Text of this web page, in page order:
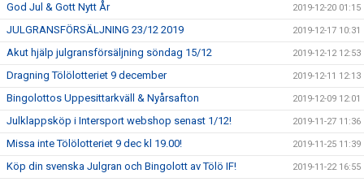
God Jul & Gott Nytt År 2019-12-20 01:15
JULGRANSFÖRSÄLJNING 23/12 2019 2019-12-17 10:31
Akut hjälp julgransförsäljning söndag 15/12 2019-12-12 12:53
Dragning Tölölotteriet 9 december 2019-12-11 12:13
Bingolottos Uppesittarkväll & Nyårsafton 2019-12-09 12:01
Julklappsköp i Intersport webshop senast 1/12! 2019-11-27 11:36
Missa inte Tölölotteriet 9 dec kl 19.00! 2019-11-25 11:39
Köp din svenska Julgran och Bingolott av Tölö IF! 2019-11-22 16:55